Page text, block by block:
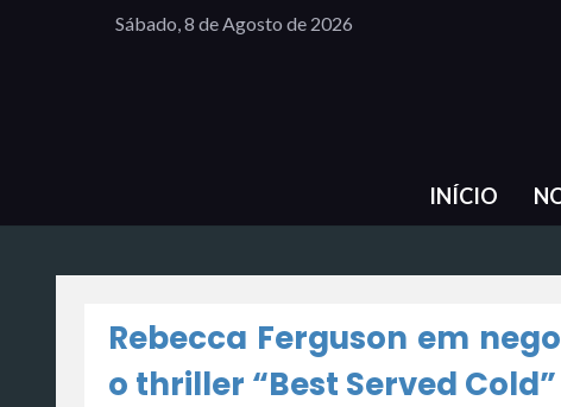
Sábado, 8 de Agosto de 2026
INÍCIO
Rebecca Ferguson em
o thriller “Best Served Cold”